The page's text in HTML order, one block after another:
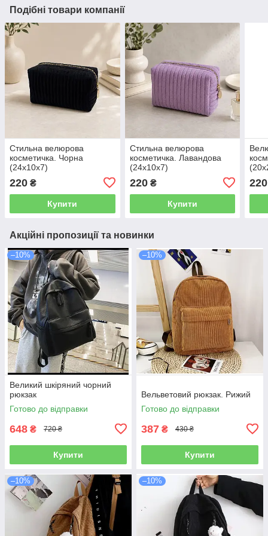
Подібні товари компанії
Стильна велюрова
косметичка. Чорна
(24x10x7)
220 ₴
Купити
Стильна велюрова
косметичка. Лавандова
(24x10x7)
220₴
Купити
220
Акційні пропозиції та новинки
–10%
Великий шкіряний чорний
рюкзак
Готово до відправки
648 ₴ 720 ₴
Купити
–10%
Вельветовий рюкзак. Рижий
Готово до відправки
387 ₴ 430 ₴
Купити
–10% –10%